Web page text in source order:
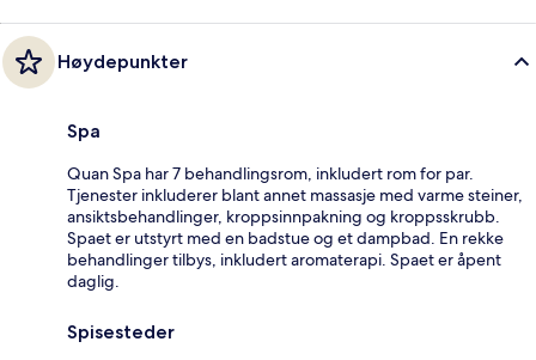
Høydepunkter
Spa
Quan Spa har 7 behandlingsrom, inkludert rom for par.
Tjenester inkluderer blant annet massasje med varme steiner,
ansiktsbehandlinger, kroppsinnpakning og kroppsskrubb.
Spaet er utstyrt med en badstue og et dampbad. En rekke
behandlinger tilbys, inkludert aromaterapi. Spaet er åpent
daglig.
Spisesteder